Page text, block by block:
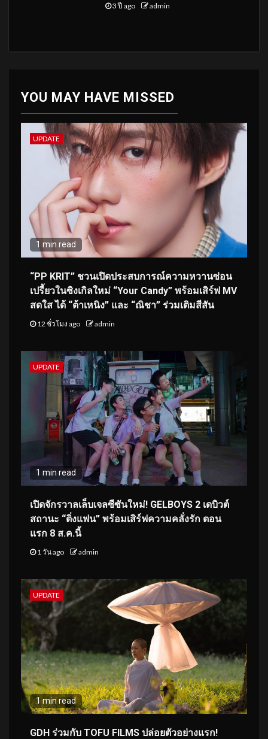
3 ปี ago admin
YOU MAY HAVE MISSED
UPDATE
1 min read
“PP KRIT” ชวนเปิดประสบการณ์ความหวานซ่อน
เปรี้ยวในซิงเกิลใหม่ “Your Candy” พร้อมเสิร์ฟ MV
สดใส ได้ “ต้าเหนิง” และ “ณิชา” ร่วมเติมสีสัน
12 ชั่วโมง ago admin
UPDATE
1 min read
เปิดจักรวาลเล็บเจลซีซันใหม่! GELBOYS 2 เดบิวต์
สถานะ “ติ่งแฟน” พร้อมเสิร์ฟความคลั่งรัก ตอน
แรก 8 ส.ค.นี้
1 วัน ago admin
UPDATE
1 min read
GDH ร่วมกับ TOFU FILMS ปล่อยตัวอย่างแรก!